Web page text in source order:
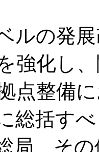
ルの発
強化し
点整備
総括す
局、そ